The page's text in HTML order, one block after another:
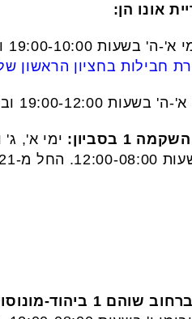
אונו הן:
19:00-10:00 ובימי ו' בשעות 13:00-09:00. נציין כי
בחציון הראשון של
12:00 ובימי ו' בשעות 13:00-07:30.
בסביון:
מונוסון: